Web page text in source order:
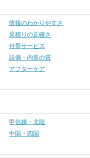
情報のわかりやすさ
見積りの正確さ
付帯サービス
設備・内装の質
アフターケア
甲信越・北陸
中国・四国